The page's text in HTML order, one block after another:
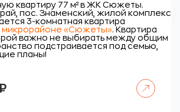
квартиру 77 м² в ЖК Сюжеты.
пос. Знаменский, жилой комплекс
3-комнатная квартира
микрорайоне «Сюжеты». Квартира
важно не выбирать между общим
подстраивается под семью,
планы!